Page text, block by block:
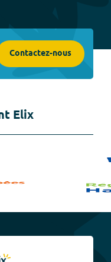
Contactez-nous
Elix